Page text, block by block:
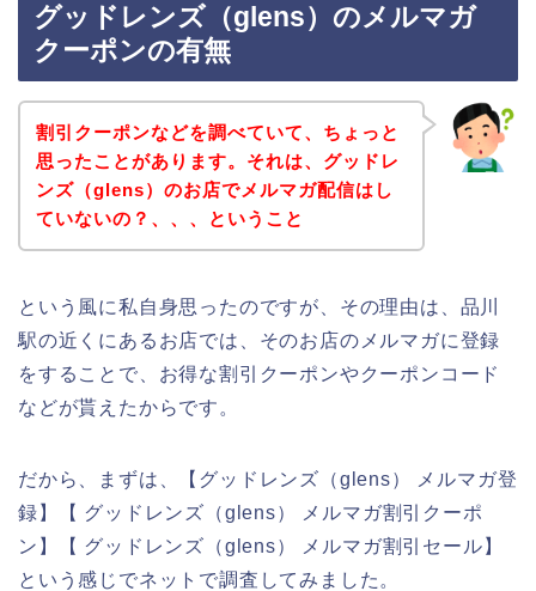
グッドレンズ（glens）のメルマガ
クーポンの有無
割引クーポンなどを調べていて、ちょっと
思ったことがあります。それは、グッドレ
ンズ（glens）のお店でメルマガ配信はし
ていないの？、、、ということ
という風に私自身思ったのですが、その理由は、品川
駅の近くにあるお店では、そのお店のメルマガに登録
をすることで、お得な割引クーポンやクーポンコード
などが貰えたからです。
だから、まずは、【グッドレンズ（glens） メルマガ登
録】【 グッドレンズ（glens） メルマガ割引クーポ
ン】【 グッドレンズ（glens） メルマガ割引セール】
という感じでネットで調査してみました。